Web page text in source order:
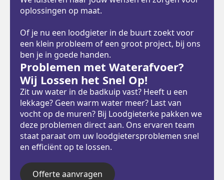
oplossingen op maat.
Of je nu een loodgieter in de buurt zoekt voor
een klein probleem of een groot project, bij ons
ben je in goede handen.
Problemen met Waterafvoer?
Wij Lossen het Snel Op!
Zit uw water in de badkuip vast? Heeft u een
lekkage? Geen warm water meer? Last van
vocht op de muren? Bij Loodgieterke pakken we
deze problemen direct aan. Ons ervaren team
staat paraat om uw loodgietersproblemen snel
en efficiënt op te lossen.
Offerte aanvragen